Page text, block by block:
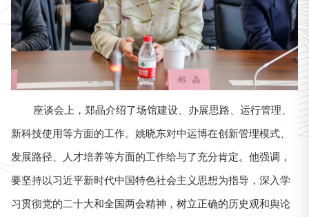
座谈会上，郑晶介绍了场馆建设、办展思路、运行管理、
新科技使用等方面的工作。姚晓东对中运博在创新管理模式、
发展路径、人才培养等方面的工作给与了充分肯定。他强调，
要坚持以习近平新时代中国特色社会主义思想为指导，深入学
习贯彻党的二十大和全国两会精神，树立正确的历史观和舆论